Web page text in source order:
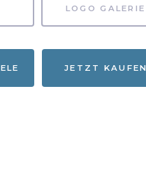
LOGO GALERIE
JETZT KAUFEN